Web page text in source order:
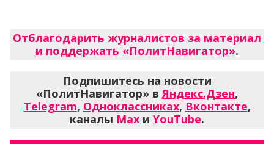
Отблагодарить журналистов за материал
и поддержать «ПолитНавигатор».
Подпишитесь на новости
«ПолитНавигатор» вЯндекс.Дзен,
Telegram, Одноклассниках, Вконтакте,
каналы Max и YouTube.